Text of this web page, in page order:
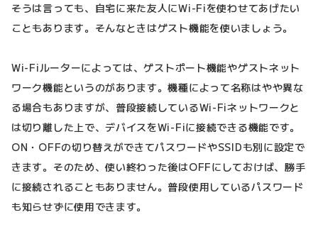
そうは言っても、自宅に来た友人にWi-Fiを使わせてあげたい
こともあります。そんなときはゲスト機能を使いましょう。
Wi-Fiルーターによっては、ゲストポート機能やゲストネット
ワーク機能というのがあります。機種によって名称はやや異な
る場合もありますが、普段接続しているWi-Fiネットワークと
は切り離した上で、デバイスをWi-Fiに接続できる機能です。
ON・OFFの切り替えができてパスワードやSSIDも別に設定で
きます。そのため、使い終わった後はOFFにしておけば、勝手
に接続されることもありません。普段使用しているパスワード
も知らせずに使用できます。